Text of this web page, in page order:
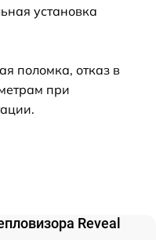
установка
поломка, отказ в
при
Reveal